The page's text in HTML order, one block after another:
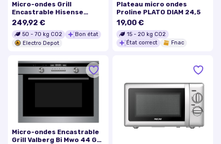
Micro-ondes Grill
Encastrable Hisense
Bim325g62bg2
249,92 €
50 - 70 kg CO2
Bon état
Electro Depot
Plateau micro ondes
Proline PLATO DIAM 24,5
19,00 €
15 - 20 kg CO2
État correct
Fnac
Micro-ondes Encastrable
Grill Valberg Bi Mwo 44 G